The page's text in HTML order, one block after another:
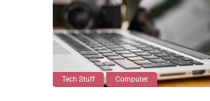
Tech Stuff Computer